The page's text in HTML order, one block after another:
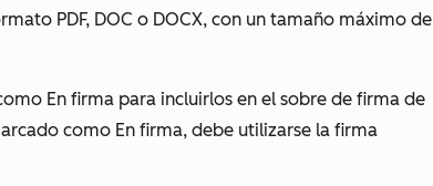
PDF, DOC o DOCX, con un tamaño máximo de
En firma para incluirlos en el sobre de firma de
como En firma, debe utilizarse la firma